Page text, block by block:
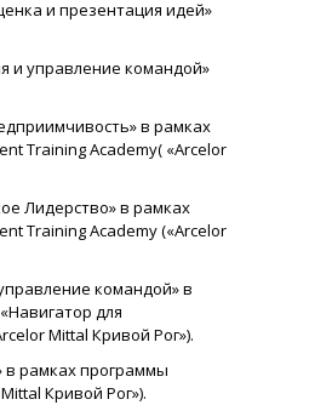
и презентация идей»
и управление командой»
в рамках
Training Academy( «Arcelor
Лидерство» в рамках
Training Academy («Arcelor
командой» в
для
Mittal Кривой Рог»).
в рамках программы
Кривой Рог»).